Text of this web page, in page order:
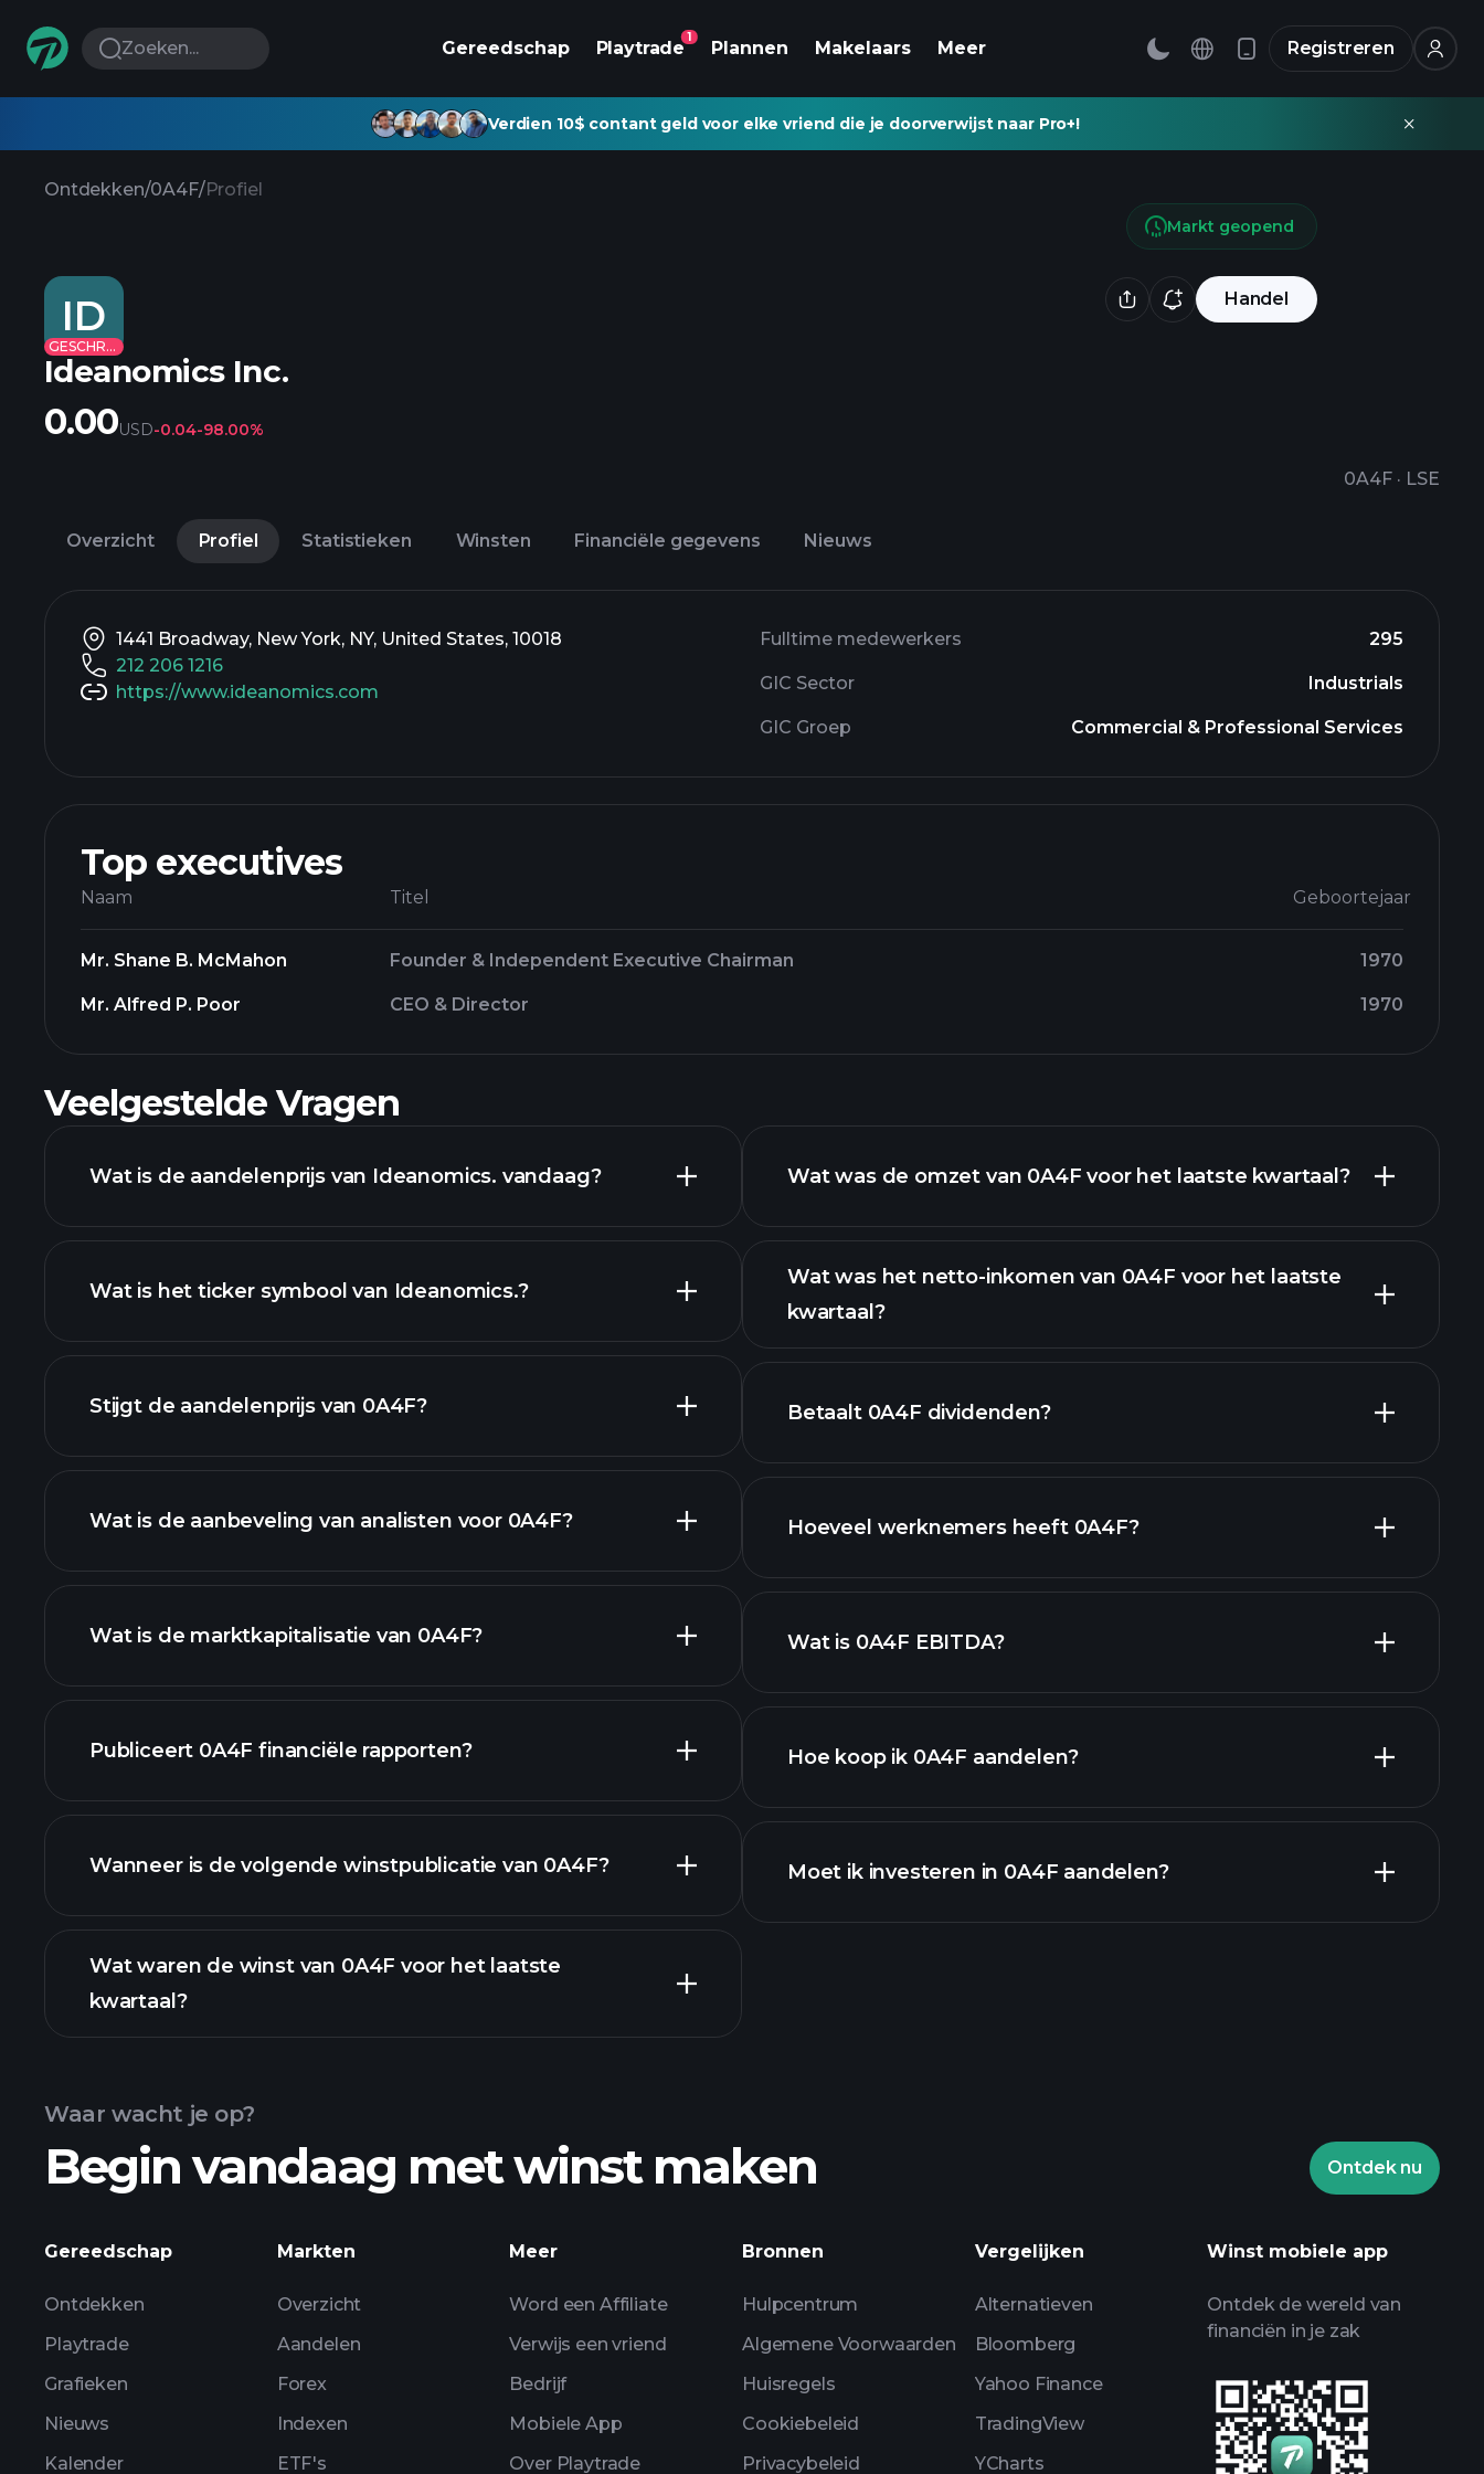
Zoeken... Gereedschap Playtrade
1
Plannen Makelaars Meer Registreren
Verdien 10$ contant geld voor elke vriend die je doorverwijst naar Pro+!
Ontdekken/0A4F/Profiel
ID
GESCHRAPT
Handel
Ideanomics Inc.
0A4F · LSE
Markt geopend
0.00USD-0.04-98.00%
Overzicht Profiel Statistieken Winsten Financiële gegevens Nieuws
1441 Broadway, New York, NY, United States, 10018
212 206 1216
https://www.ideanomics.com
Fulltime medewerkers 295
GIC Sector Industrials
GIC Groep Commercial & Professional Services
Top executives
Naam Titel Geboortejaar
Mr. Shane B. McMahon Founder & Independent Executive Chairman 1970
Mr. Alfred P. Poor CEO & Director 1970
Veelgestelde Vragen
Wat is de aandelenprijs van Ideanomics. vandaag?
geavanceerde grafiek
Wat is het ticker symbool van Ideanomics.?
Stijgt de aandelenprijs van 0A4F?
0A4F grafiek.
Wat is de aanbeveling van analisten voor 0A4F?
Wat is de marktkapitalisatie van 0A4F?
onze lijst van aandelen
Publiceert 0A4F financiële rapporten?
0A4F financiële gegevens
Wanneer is de volgende winstpublicatie van 0A4F?
Winstkalender
Wat waren de winst van 0A4F voor het laatste
kwartaal?
Wat was de omzet van 0A4F voor het laatste kwartaal?
financiële rapporten
Wat was het netto-inkomen van 0A4F voor het laatste
kwartaal?
financiële rapporten
Betaalt 0A4F dividenden?
hoog-dividend
Hoeveel werknemers heeft 0A4F?
Wat is 0A4F EBITDA?
Hoe koop ik 0A4F aandelen?
Moet ik investeren in 0A4F aandelen?
dagelijkse marktanalyse
Watchlists
Billionaire Portfolios
Waar wacht je op?
Begin vandaag met winst maken Ontdek nu
Gereedschap
Ontdekken
Playtrade
Grafieken
Nieuws
Kalender
Markten
Overzicht
Aandelen
Forex
Indexen
ETF's
Meer
Word een Affiliate
Verwijs een vriend
Bedrijf
Mobiele App
Over Playtrade
Bronnen
Hulpcentrum
Algemene Voorwaarden
Huisregels
Cookiebeleid
Privacybeleid
Vergelijken
Alternatieven
Bloomberg
Yahoo Finance
TradingView
YCharts
Winst mobiele app
Ontdek de wereld van
financiën in je zak